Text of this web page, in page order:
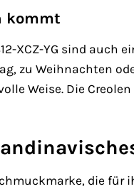
kommt
XCZ-YG sind
zu Weihnachten
Weise. Die
die